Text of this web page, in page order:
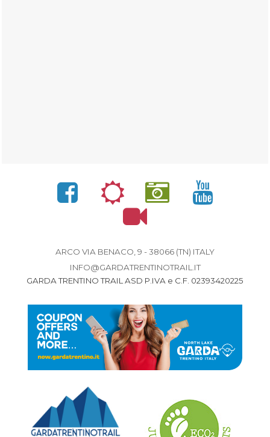
ARCO VIA BENACO, 9 - 38066 (TN) ITALY
INFO@GARDATRENTINOTRAIL.IT
GARDA TRENTINO TRAIL ASD P.IVA e C.F. 02393420225